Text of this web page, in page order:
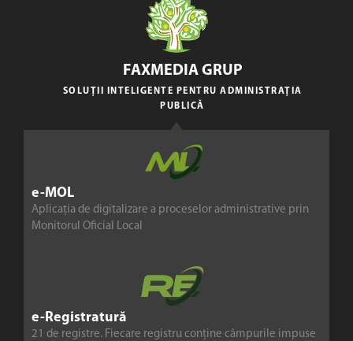
e-MOL
Aplicația de digitalizare a proceselor administrative prin
Monitorul Oficial Local
e-Registratură
21 de registre. Fiecare registru conține câmpurile impuse
FAXMEDIA GRUP
SOLUȚII INTELIGENTE PENTRU ADMINISTRAȚIA
PUBLICĂ